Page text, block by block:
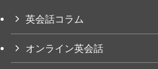
英会話コラム
オンライン英会話